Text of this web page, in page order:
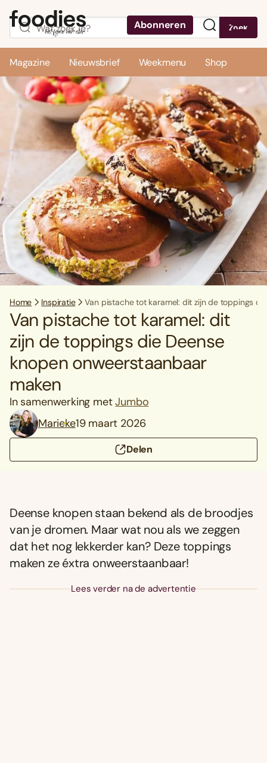
Abonneren Zoek
Magazine Nieuwsbrief Weekmenu Shop
Home Inspiratie Van pistache tot karamel: dit zijn de toppings
Van pistache tot karamel: dit
zijn de toppings die Deense
knopen onweerstaanbaar
maken
In samenwerking metJumbo
Marieke19 maart 2026
Delen
Deense knopen staan bekend als de broodjes
van je dromen. Maar wat nou als we zeggen
dat het nog lekkerder kan? Deze toppings
maken ze éxtra onweerstaanbaar!
Lees verder na de advertentie